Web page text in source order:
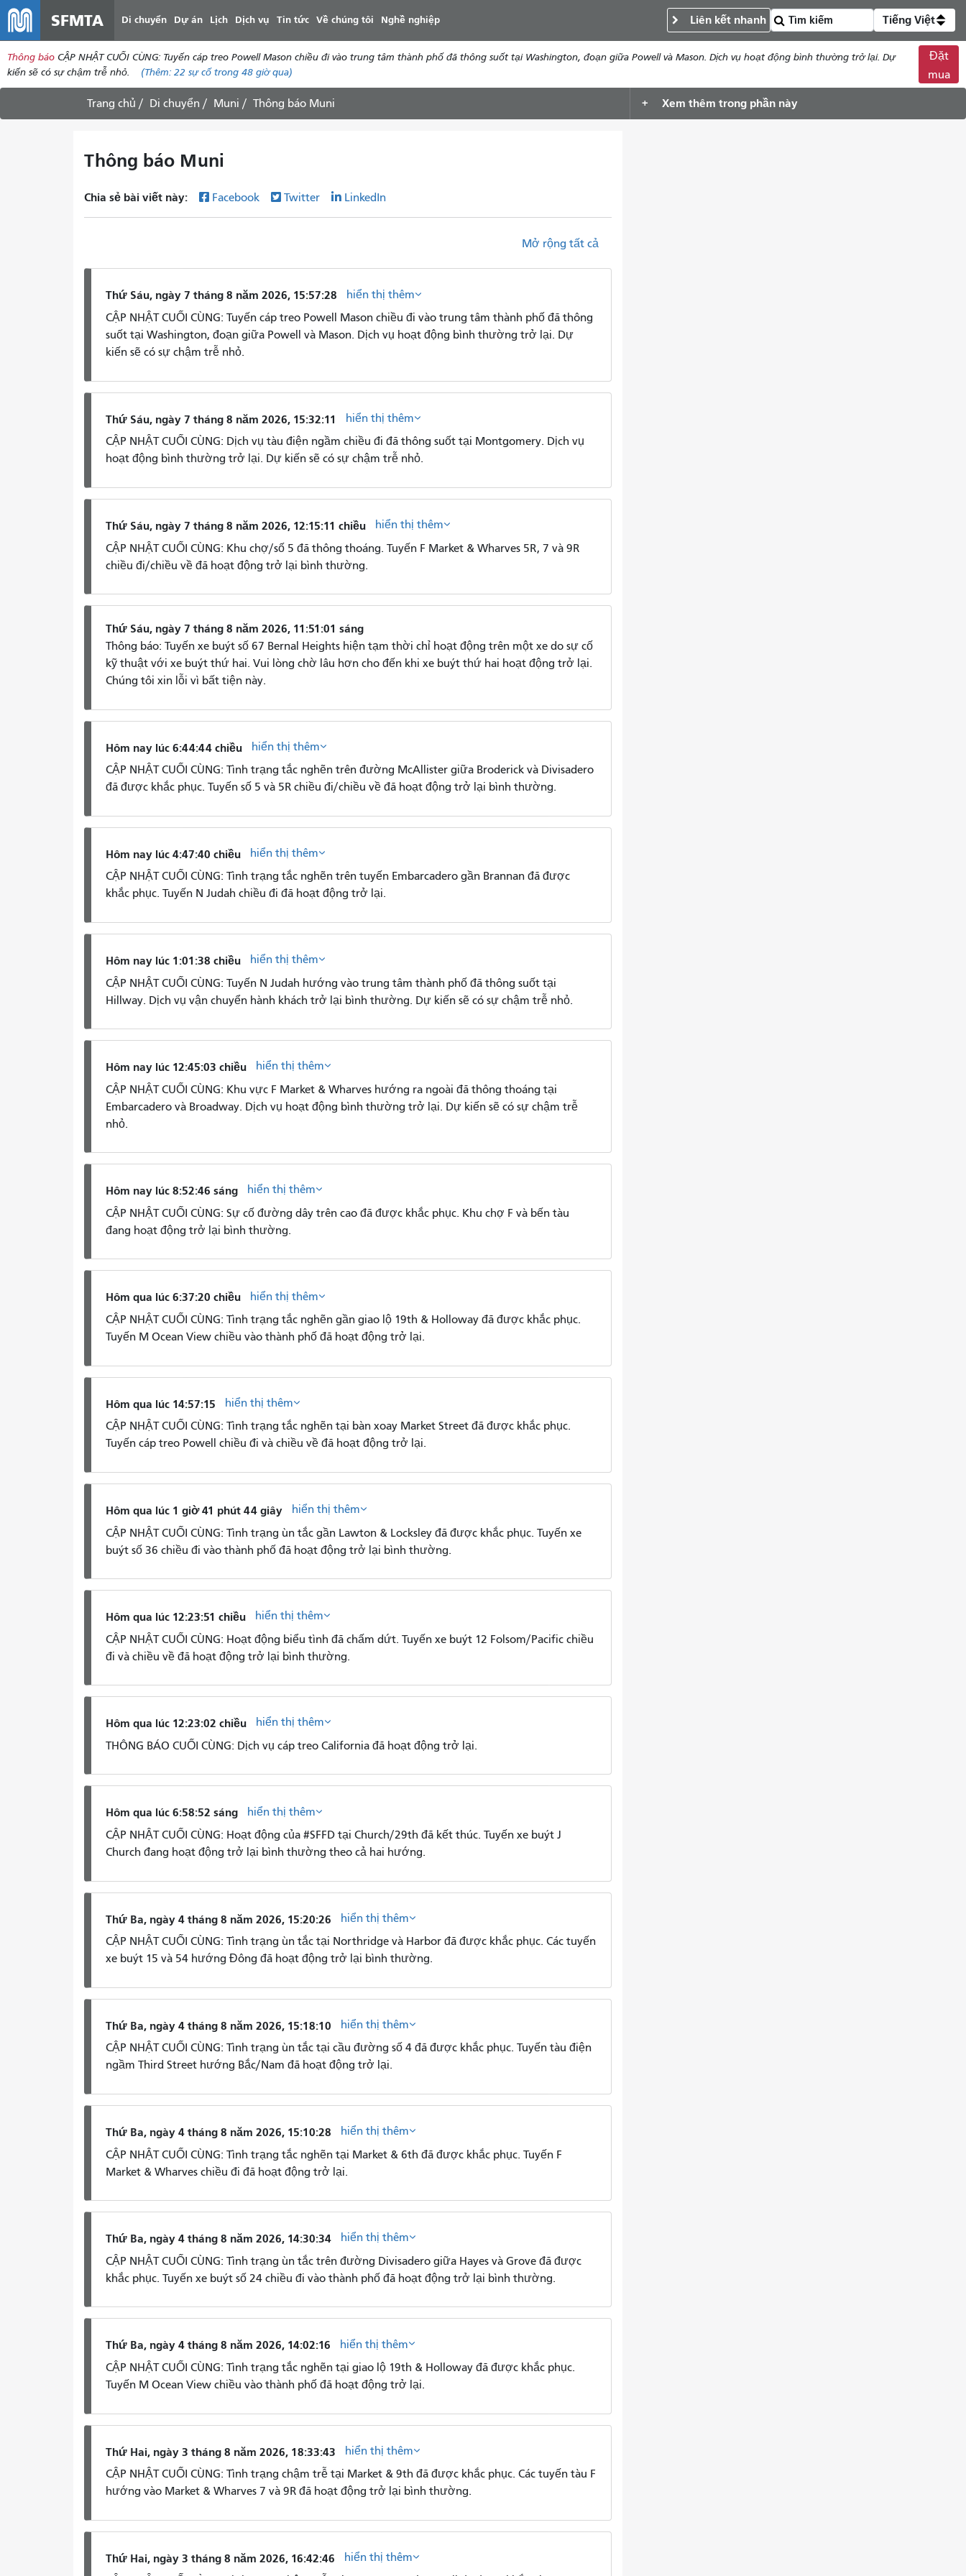
dung
SFMTA Di chuyển Dự án Lịch Dịch vụ Tin tức Về chúng tôi Nghề nghiệp Liên kết nhanh Tiếng Việt
Thông báo CẬP NHẬT CUỐI CÙNG: Tuyến cáp treo Powell Mason chiều đi vào trung tâm thành phố đã thông suốt tại Washington, đoạn giữa Powell và Mason. Dịch vụ hoạt động bình thường trở lại. Dự
kiến ​​sẽ có sự chậm trễ nhỏ.
(Thêm: 22 sự cố trong 48 giờ qua)
Đặt
mua
Trang chủ Di chuyển Muni Thông báo Muni Xem thêm trong phần này
Thông báo Muni
Chia sẻ bài viết này: Facebook Twitter LinkedIn
Mở rộng tất cả
Thứ Sáu, ngày 7 tháng 8 năm 2026, 15:57:28
hiển thị thêm
CẬP NHẬT CUỐI CÙNG: Tuyến cáp treo Powell Mason chiều đi vào trung tâm thành phố đã thông
suốt tại Washington, đoạn giữa Powell và Mason. Dịch vụ hoạt động bình thường trở lại. Dự
kiến ​​sẽ có sự chậm trễ nhỏ.
Thứ Sáu, ngày 7 tháng 8 năm 2026, 15:32:11
hiển thị thêm
CẬP NHẬT CUỐI CÙNG: Dịch vụ tàu điện ngầm chiều đi đã thông suốt tại Montgomery. Dịch vụ
hoạt động bình thường trở lại. Dự kiến ​​sẽ có sự chậm trễ nhỏ.
Thứ Sáu, ngày 7 tháng 8 năm 2026, 12:15:11 chiều
hiển thị thêm
CẬP NHẬT CUỐI CÙNG: Khu chợ/số 5 đã thông thoáng. Tuyến F Market & Wharves 5R, 7 và 9R
chiều đi/chiều về đã hoạt động trở lại bình thường.
Thứ Sáu, ngày 7 tháng 8 năm 2026, 11:51:01 sáng
Thông báo: Tuyến xe buýt số 67 Bernal Heights hiện tạm thời chỉ hoạt động trên một xe do sự cố
kỹ thuật với xe buýt thứ hai. Vui lòng chờ lâu hơn cho đến khi xe buýt thứ hai hoạt động trở lại.
Chúng tôi xin lỗi vì bất tiện này.
Hôm nay lúc 6:44:44 chiều
hiển thị thêm
CẬP NHẬT CUỐI CÙNG: Tình trạng tắc nghẽn trên đường McAllister giữa Broderick và Divisadero
đã được khắc phục. Tuyến số 5 và 5R chiều đi/chiều về đã hoạt động trở lại bình thường.
Hôm nay lúc 4:47:40 chiều
hiển thị thêm
CẬP NHẬT CUỐI CÙNG: Tình trạng tắc nghẽn trên tuyến Embarcadero gần Brannan đã được
khắc phục. Tuyến N Judah chiều đi đã hoạt động trở lại.
Hôm nay lúc 1:01:38 chiều
hiển thị thêm
CẬP NHẬT CUỐI CÙNG: Tuyến N Judah hướng vào trung tâm thành phố đã thông suốt tại
Hillway. Dịch vụ vận chuyển hành khách trở lại bình thường. Dự kiến ​​sẽ có sự chậm trễ nhỏ.
Hôm nay lúc 12:45:03 chiều
hiển thị thêm
CẬP NHẬT CUỐI CÙNG: Khu vực F Market & Wharves hướng ra ngoài đã thông thoáng tại
Embarcadero và Broadway. Dịch vụ hoạt động bình thường trở lại. Dự kiến ​​sẽ có sự chậm trễ
nhỏ.
Hôm nay lúc 8:52:46 sáng
hiển thị thêm
CẬP NHẬT CUỐI CÙNG: Sự cố đường dây trên cao đã được khắc phục. Khu chợ F và bến tàu
đang hoạt động trở lại bình thường.
Hôm qua lúc 6:37:20 chiều
hiển thị thêm
CẬP NHẬT CUỐI CÙNG: Tình trạng tắc nghẽn gần giao lộ 19th & Holloway đã được khắc phục.
Tuyến M Ocean View chiều vào thành phố đã hoạt động trở lại.
Hôm qua lúc 14:57:15
hiển thị thêm
CẬP NHẬT CUỐI CÙNG: Tình trạng tắc nghẽn tại bàn xoay Market Street đã được khắc phục.
Tuyến cáp treo Powell chiều đi và chiều về đã hoạt động trở lại.
Hôm qua lúc 1 giờ 41 phút 44 giây
hiển thị thêm
CẬP NHẬT CUỐI CÙNG: Tình trạng ùn tắc gần Lawton & Locksley đã được khắc phục. Tuyến xe
buýt số 36 chiều đi vào thành phố đã hoạt động trở lại bình thường.
Hôm qua lúc 12:23:51 chiều
hiển thị thêm
CẬP NHẬT CUỐI CÙNG: Hoạt động biểu tình đã chấm dứt. Tuyến xe buýt 12 Folsom/Pacific chiều
đi và chiều về đã hoạt động trở lại bình thường.
Hôm qua lúc 12:23:02 chiều
hiển thị thêm
THÔNG BÁO CUỐI CÙNG: Dịch vụ cáp treo California đã hoạt động trở lại.
Hôm qua lúc 6:58:52 sáng
hiển thị thêm
CẬP NHẬT CUỐI CÙNG: Hoạt động của #SFFD tại Church/29th đã kết thúc. Tuyến xe buýt J
Church đang hoạt động trở lại bình thường theo cả hai hướng.
Thứ Ba, ngày 4 tháng 8 năm 2026, 15:20:26
hiển thị thêm
CẬP NHẬT CUỐI CÙNG: Tình trạng ùn tắc tại Northridge và Harbor đã được khắc phục. Các tuyến
xe buýt 15 và 54 hướng Đông đã hoạt động trở lại bình thường.
Thứ Ba, ngày 4 tháng 8 năm 2026, 15:18:10
hiển thị thêm
CẬP NHẬT CUỐI CÙNG: Tình trạng ùn tắc tại cầu đường số 4 đã được khắc phục. Tuyến tàu điện
ngầm Third Street hướng Bắc/Nam đã hoạt động trở lại.
Thứ Ba, ngày 4 tháng 8 năm 2026, 15:10:28
hiển thị thêm
CẬP NHẬT CUỐI CÙNG: Tình trạng tắc nghẽn tại Market & 6th đã được khắc phục. Tuyến F
Market & Wharves chiều đi đã hoạt động trở lại.
Thứ Ba, ngày 4 tháng 8 năm 2026, 14:30:34
hiển thị thêm
CẬP NHẬT CUỐI CÙNG: Tình trạng ùn tắc trên đường Divisadero giữa Hayes và Grove đã được
khắc phục. Tuyến xe buýt số 24 chiều đi vào thành phố đã hoạt động trở lại bình thường.
Thứ Ba, ngày 4 tháng 8 năm 2026, 14:02:16
hiển thị thêm
CẬP NHẬT CUỐI CÙNG: Tình trạng tắc nghẽn tại giao lộ 19th & Holloway đã được khắc phục.
Tuyến M Ocean View chiều vào thành phố đã hoạt động trở lại.
Thứ Hai, ngày 3 tháng 8 năm 2026, 18:33:43
hiển thị thêm
CẬP NHẬT CUỐI CÙNG: Tình trạng chậm trễ tại Market & 9th đã được khắc phục. Các tuyến tàu F
hướng vào Market & Wharves 7 và 9R đã hoạt động trở lại bình thường.
Thứ Hai, ngày 3 tháng 8 năm 2026, 16:42:46
hiển thị thêm